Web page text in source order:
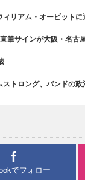
リアム・オービット
筆サインが大阪・名
トロング、バンドの
でフォロー